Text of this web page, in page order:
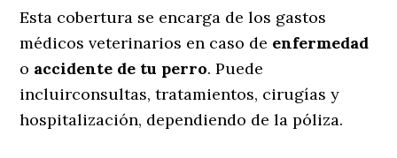
Esta cobertura se encarga de los gastos
médicos veterinarios en caso de enfermedad
o accidente de tu perro. Puede
incluirconsultas, tratamientos, cirugías y
hospitalización, dependiendo de la póliza.